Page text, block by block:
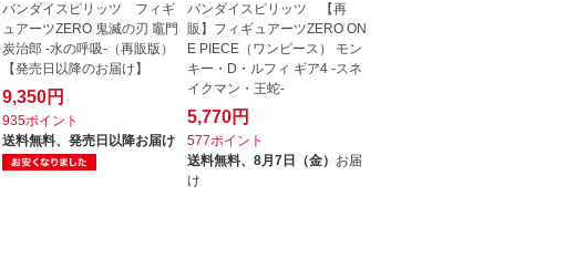
バンダイスピリッツ フィギ
ュアーツZERO 鬼滅の刃 竈門
炭治郎 -水の呼吸-（再販版）
【発売日以降のお届け】
9,350円
935ポイント
送料無料、発売日以降お届け
バンダイスピリッツ 【再
販】フィギュアーツZERO ON
E PIECE（ワンピース） モン
キー・D・ルフィ ギア4 -スネ
イクマン・王蛇-
5,770円
577ポイント
送料無料、 8月7日（金） お届
け